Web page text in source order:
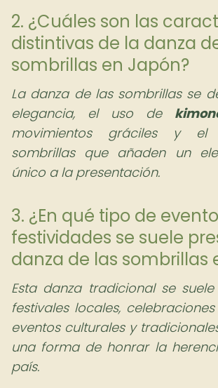
2. ¿Cuáles son las
distintivas de la danza
sombrillas en Japón?
La danza de las sombrillas se
elegancia, el uso de
movimientos gráciles y
sombrillas que añaden un
único a la presentación.
3. ¿En qué tipo de
festividades se suele
danza de las sombrillas
Esta danza tradicional se
festivales locales, celebraciones
eventos culturales y
una forma de honrar la
país.